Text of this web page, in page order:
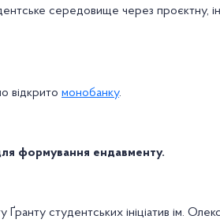
середовище через проєктну,
відкрито монобанку.
формування ендавменту.
студентських ініціатив ім.